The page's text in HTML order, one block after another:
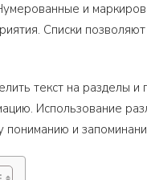
и
Списки
текст на разделы
Использование
пониманию и